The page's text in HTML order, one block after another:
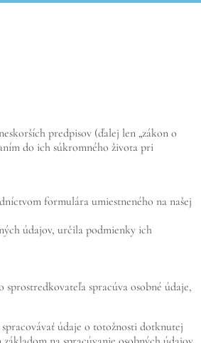
predpisov (ďalej len „zákon o
do ich súkromného života pri
formulára umiestneného na našej
údajov, určila podmienky ich
spracúva osobné údaje,
údaje o totožnosti dotknutej